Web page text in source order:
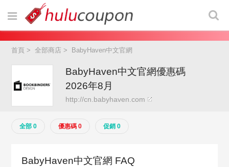
首頁 >全部商店 > BabyHaven中文官網
BabyHaven中文官網優惠碼
2026年8月
http://cn.babyhaven.com
全部 0 優惠碼 0 促銷 0
BabyHaven中文官網 FAQ